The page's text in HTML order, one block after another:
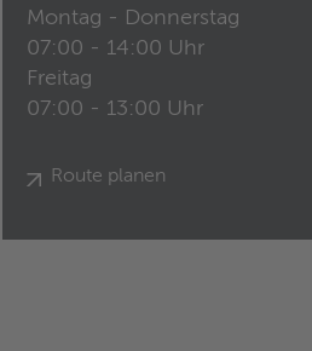
Montag - Donnerstag
07:00 - 14:00 Uhr
Freitag
07:00 - 13:00 Uhr
Route planen